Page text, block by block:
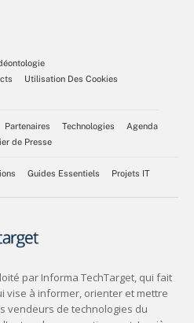
Utilisation Des Cookies
Partenaires Technologies
Agenda
de Presse
Guides Essentiels Projets IT